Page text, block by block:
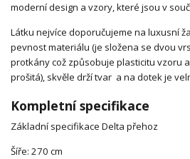
moderní design a vzory, které jsou v
Látku nejvíce doporučujeme na luxusní
pevnost materiálu (je složena se dvou
protkány což způsobuje plasticitu vzoru
prošitá), skvěle drží tvar a na dotek je
Kompletní specifikace
Základní specifikace Delta přehoz
Šíře: 270 cm